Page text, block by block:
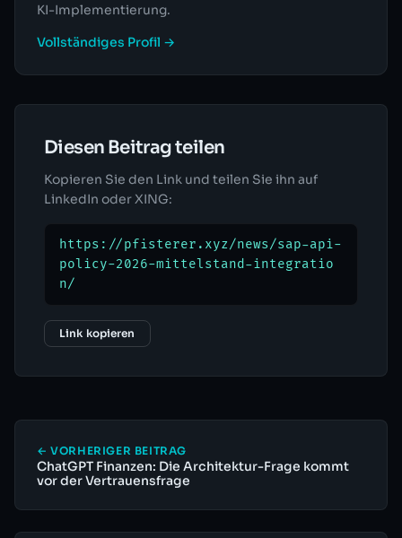
KI-Implementierung.
Vollständiges Profil →
Diesen Beitrag teilen
Kopieren Sie den Link und teilen Sie ihn auf
LinkedIn oder XING:
https://pfisterer.xyz/news/sap-api-
policy-2026-mittelstand-integratio
n/
Link kopieren
← VORHERIGER BEITRAG
ChatGPT Finanzen: Die Architektur-Frage kommt
vor der Vertrauensfrage